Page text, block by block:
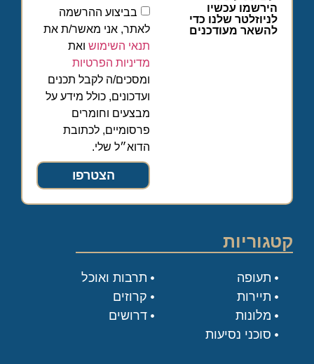
הירשמו עכשיו
לניוזלטר שלנו כדי
להשאר מעודכנים
בביצוע ההרשמה
לאתר, אני מאשר/ת את
תנאי השימוש ואת
מדיניות הפרטיות
ומסכים/ה לקבל תכנים
ועדכונים, כולל מידע על
מבצעים וחומרים
פרסומיים, לכתובת
הדוא״ל שלי.
הצטרפו
קטגוריות
תעופה
תיירות
מלונות
סוכני נסיעות
תרבות ואוכל
קרוזים
דרושים